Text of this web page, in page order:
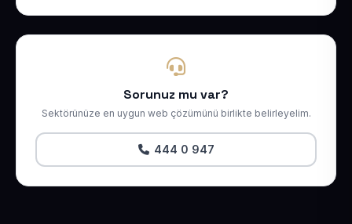
Sorunuz mu var?
Sektörünüze en uygun web çözümünü birlikte belirleyelim.
444 0 947